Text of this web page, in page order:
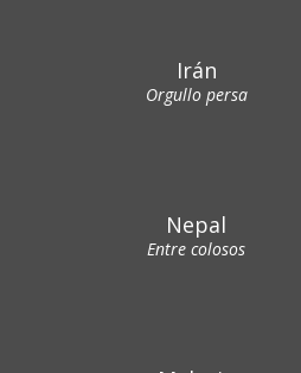
Irán
Orgullo persa
Nepal
Entre colosos